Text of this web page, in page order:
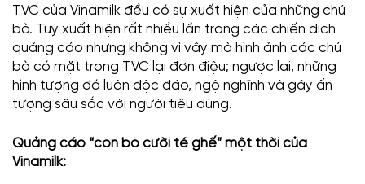
TVC của Vinamilk đều có sự xuất hiện của những chú
bò. Tuy xuất hiện rất nhiều lần trong các chiến dịch
quảng cáo nhưng không vì vậy mà hình ảnh các chú
bò có mặt trong TVC lại đơn điệu; ngược lại, những
hình tượng đó luôn độc đáo, ngộ nghĩnh và gây ấn
tượng sâu sắc với người tiêu dùng.
Quảng cáo “con bò cười té ghế” một thời của
Vinamilk: